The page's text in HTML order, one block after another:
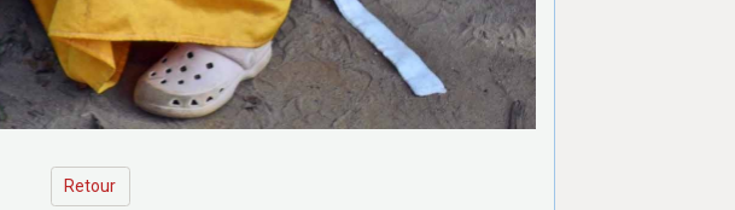
Retour